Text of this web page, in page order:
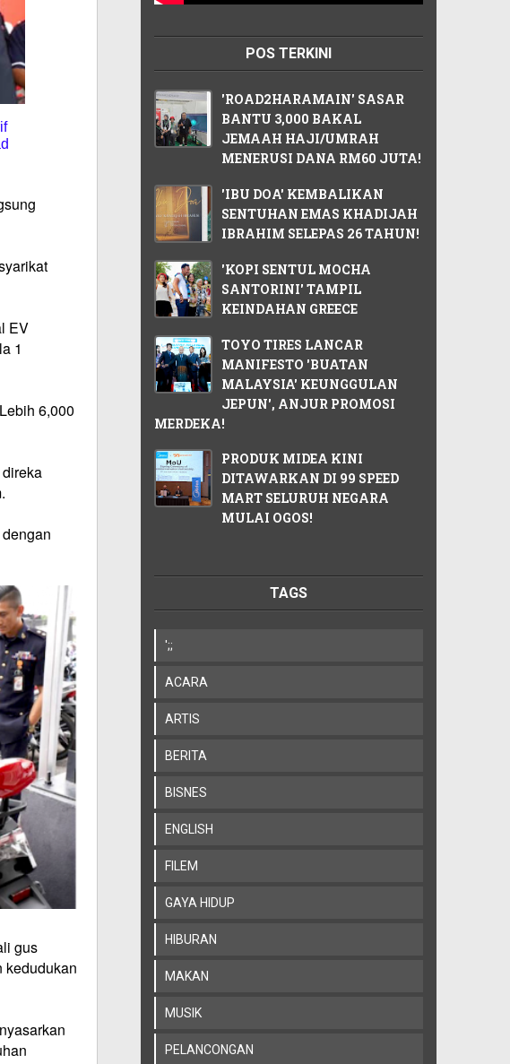
EV
1
6,000
gus
kedudukan
POS TERKINI
'ROAD2HARAMAIN' SASAR
BANTU 3,000 BAKAL
JEMAAH HAJI/UMRAH
MENERUSI DANA RM60 JUTA!
'IBU DOA' KEMBALIKAN
SENTUHAN EMAS KHADIJAH
IBRAHIM SELEPAS 26 TAHUN!
'KOPI SENTUL MOCHA
SANTORINI' TAMPIL
KEINDAHAN GREECE
TOYO TIRES LANCAR
MANIFESTO 'BUATAN
MALAYSIA' KEUNGGULAN
JEPUN', ANJUR PROMOSI
MERDEKA!
PRODUK MIDEA KINI
DITAWARKAN DI 99 SPEED
MART SELURUH NEGARA
MULAI OGOS!
TAGS
';;
ACARA
ARTIS
BERITA
BISNES
ENGLISH
FILEM
GAYA HIDUP
HIBURAN
MAKAN
MUSIK
PELANCONGAN